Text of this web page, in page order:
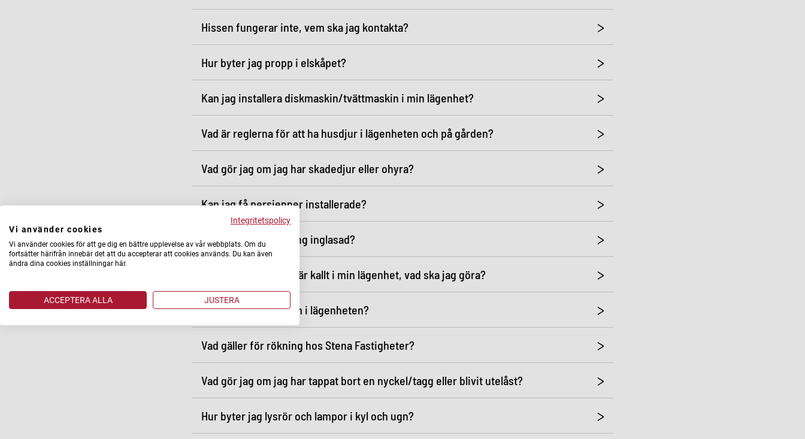
Hissen fungerar inte, vem ska jag kontakta?
Hur byter jag propp i elskåpet?
Kan jag installera diskmaskin/tvättmaskin i min lägenhet?
Vad är reglerna för att ha husdjur i lägenheten och på gården?
Vad gör jag om jag har skadedjur eller ohyra?
Kan jag få persienner installerade?
Kan jag få min balkong inglasad?
Jag upplever att det är kallt i min lägenhet, vad ska jag göra?
Får jag installera larm i lägenheten?
Vad gäller för rökning hos Stena Fastigheter?
Vad gör jag om jag har tappat bort en nyckel/tagg eller blivit utelåst?
Hur byter jag lysrör och lampor i kyl och ugn?
Integritetspolicy
Vi använder cookies
Vi använder cookies för att ge dig en bättre upplevelse av vår webbplats. Om du
fortsätter härifrån innebär det att du accepterar att cookies används. Du kan även
ändra dina cookies inställningar här.
ACCEPTERA ALLA JUSTERA